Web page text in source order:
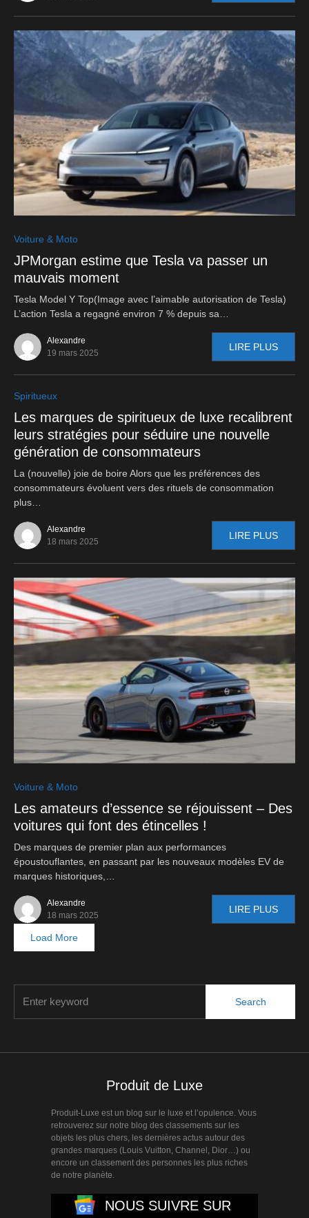
Voiture & Moto
JPMorgan estime que Tesla va passer un
mauvais moment
Tesla Model Y Top(Image avec l’aimable autorisation de Tesla)
L’action Tesla a regagné environ 7 % depuis sa…
Alexandre
19 mars 2025
LIRE PLUS
Spiritueux
Les marques de spiritueux de luxe recalibrent
leurs stratégies pour séduire une nouvelle
génération de consommateurs
La (nouvelle) joie de boire Alors que les préférences des
consommateurs évoluent vers des rituels de consommation
plus…
Alexandre
18 mars 2025
LIRE PLUS
Voiture & Moto
Les amateurs d’essence se réjouissent – Des
voitures qui font des étincelles !
Des marques de premier plan aux performances
époustouflantes, en passant par les nouveaux modèles EV de
marques historiques,…
Alexandre
18 mars 2025
LIRE PLUS
Load More
Search
Produit de Luxe
Produit-Luxe est un blog sur le luxe et l’opulence. Vous
retrouverez sur notre blog des classements sur les
objets les plus chers, les dernières actus autour des
grandes marques (Louis Vuitton, Channel, Dior…) ou
encore un classement des personnes les plus riches
de notre planète.
NOUS SUIVRE SUR